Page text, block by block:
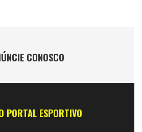
CONOSCO
PORTAL ESPORTIVO